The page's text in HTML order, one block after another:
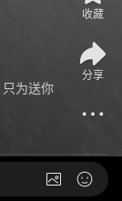
只为送你
收藏
分享